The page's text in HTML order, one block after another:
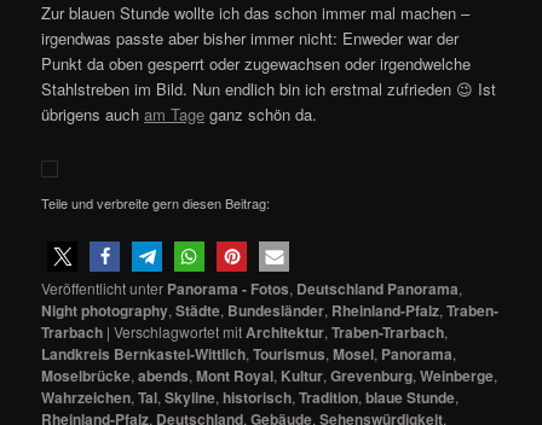
Zur blauen Stunde wollte ich das schon immer mal machen –
irgendwas passte aber bisher immer nicht: Enweder war der
Punkt da oben gesperrt oder zugewachsen oder irgendwelche
Stahlstreben im Bild. Nun endlich bin ich erstmal zufrieden 😉 Ist
übrigens aucham Tage ganz schön da.
Teile und verbreite gern diesen Beitrag:
Veröffentlicht unter Panorama - Fotos, Deutschland Panorama,
Night photography,Städte, Bundesländer, Rheinland-Pfalz,Traben-
Trarbach |Verschlagwortet mitArchitektur,Traben-Trarbach,
Landkreis Bernkastel-Wittlich,Tourismus,Mosel, Panorama,
Moselbrücke,abends,Mont Royal, Kultur,Grevenburg,Weinberge,
Wahrzeichen,Tal,Skyline,historisch,Tradition,blaue Stunde,
Rheinland-Pfalz, Deutschland,Gebäude,Sehenswürdigkeit,